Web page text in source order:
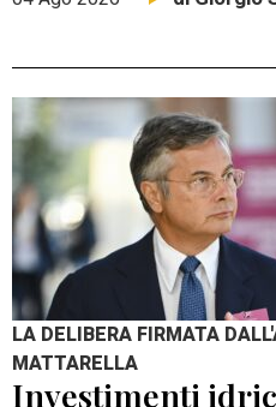
LA DELIBERA FIRMATA
MATTARELLA
Investimenti